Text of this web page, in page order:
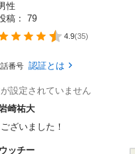
性
稿： 79
4.9(35)
話番号 認証とは
設定されていません
崎祐大
ざいました！
ウッチー